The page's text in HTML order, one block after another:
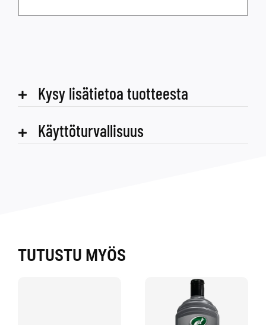
Kysy lisätietoa tuotteesta
Käyttöturvallisuus
TUTUSTU MYÖS